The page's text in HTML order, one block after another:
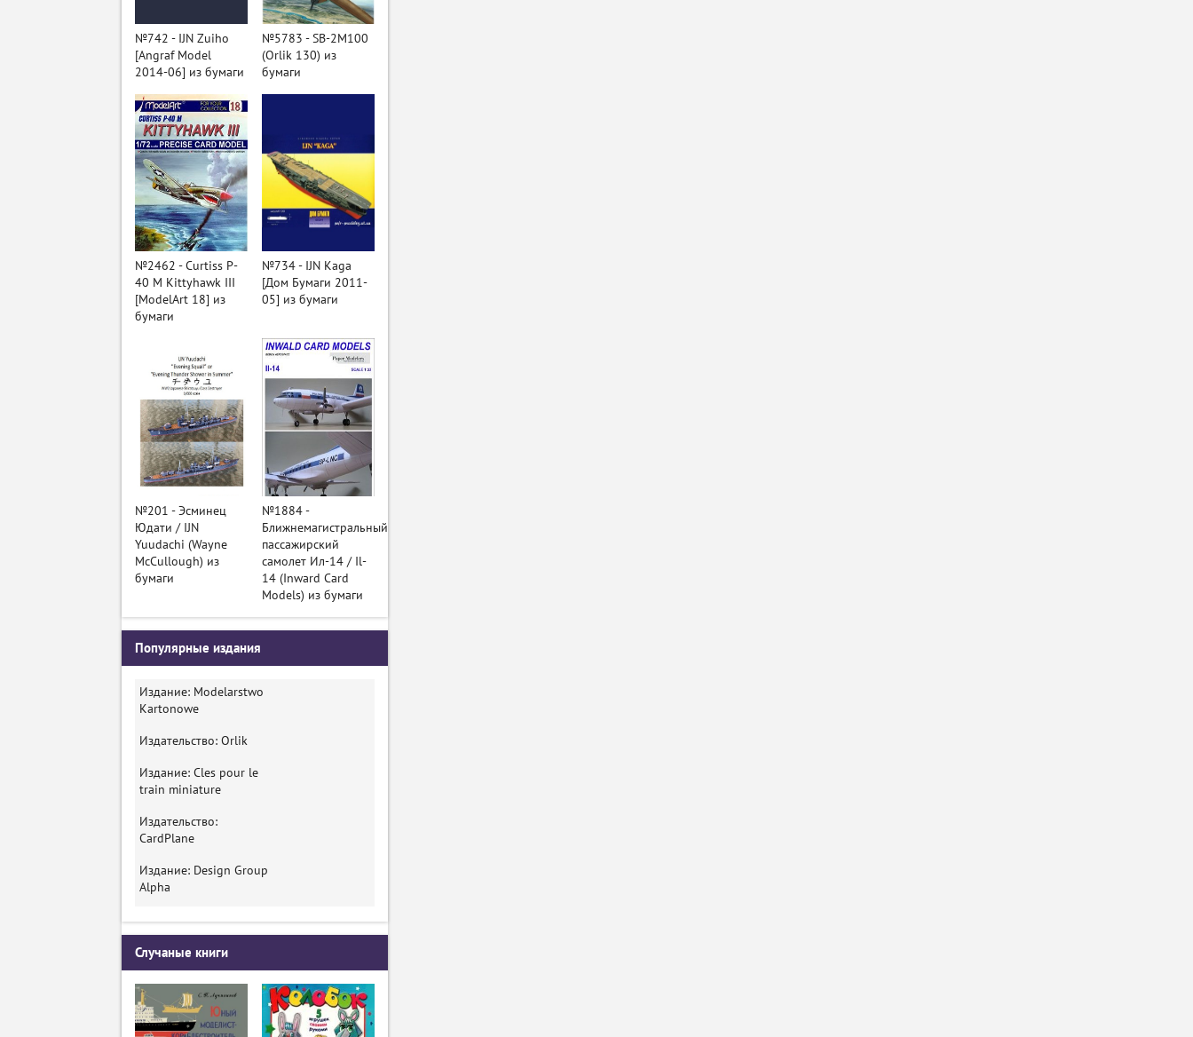
№742 - IJN Zuiho
[Angraf Model
2014-06] из бумаги
№5783 - SB-2M100
(Orlik 130) из
бумаги
№2462 - Curtiss P-
40 M Kittyhawk III
[ModelArt 18] из
бумаги
№734 - IJN Kaga
[Дом Бумаги 2011-
05] из бумаги
№201 - Эсминец
Юдати / IJN
Yuudachi (Wayne
McCullough) из
бумаги
№1884 -
Ближнемагистральный
пассажирский
самолет Ил-14 / Il-
14 (Inward Card
Models) из бумаги
Популярные издания
Издание: Modelarstwo
Kartonowe
Издательство: Orlik
Издание: Cles pour le
train miniature
Издательство:
CardPlane
Издание: Design Group
Alpha
Случаные книги